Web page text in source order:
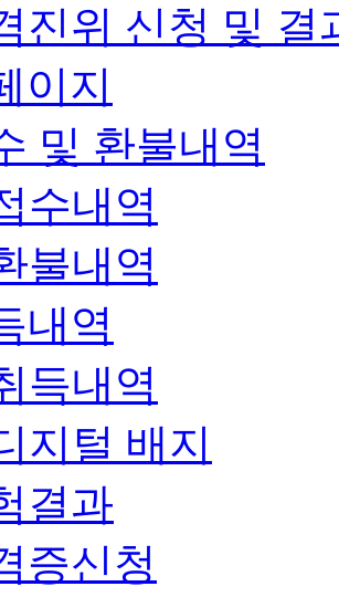
진위 신청 및 결
이지
및 환불내역
수내역
불내역
내역
득내역
지털 배지
결과
증신청